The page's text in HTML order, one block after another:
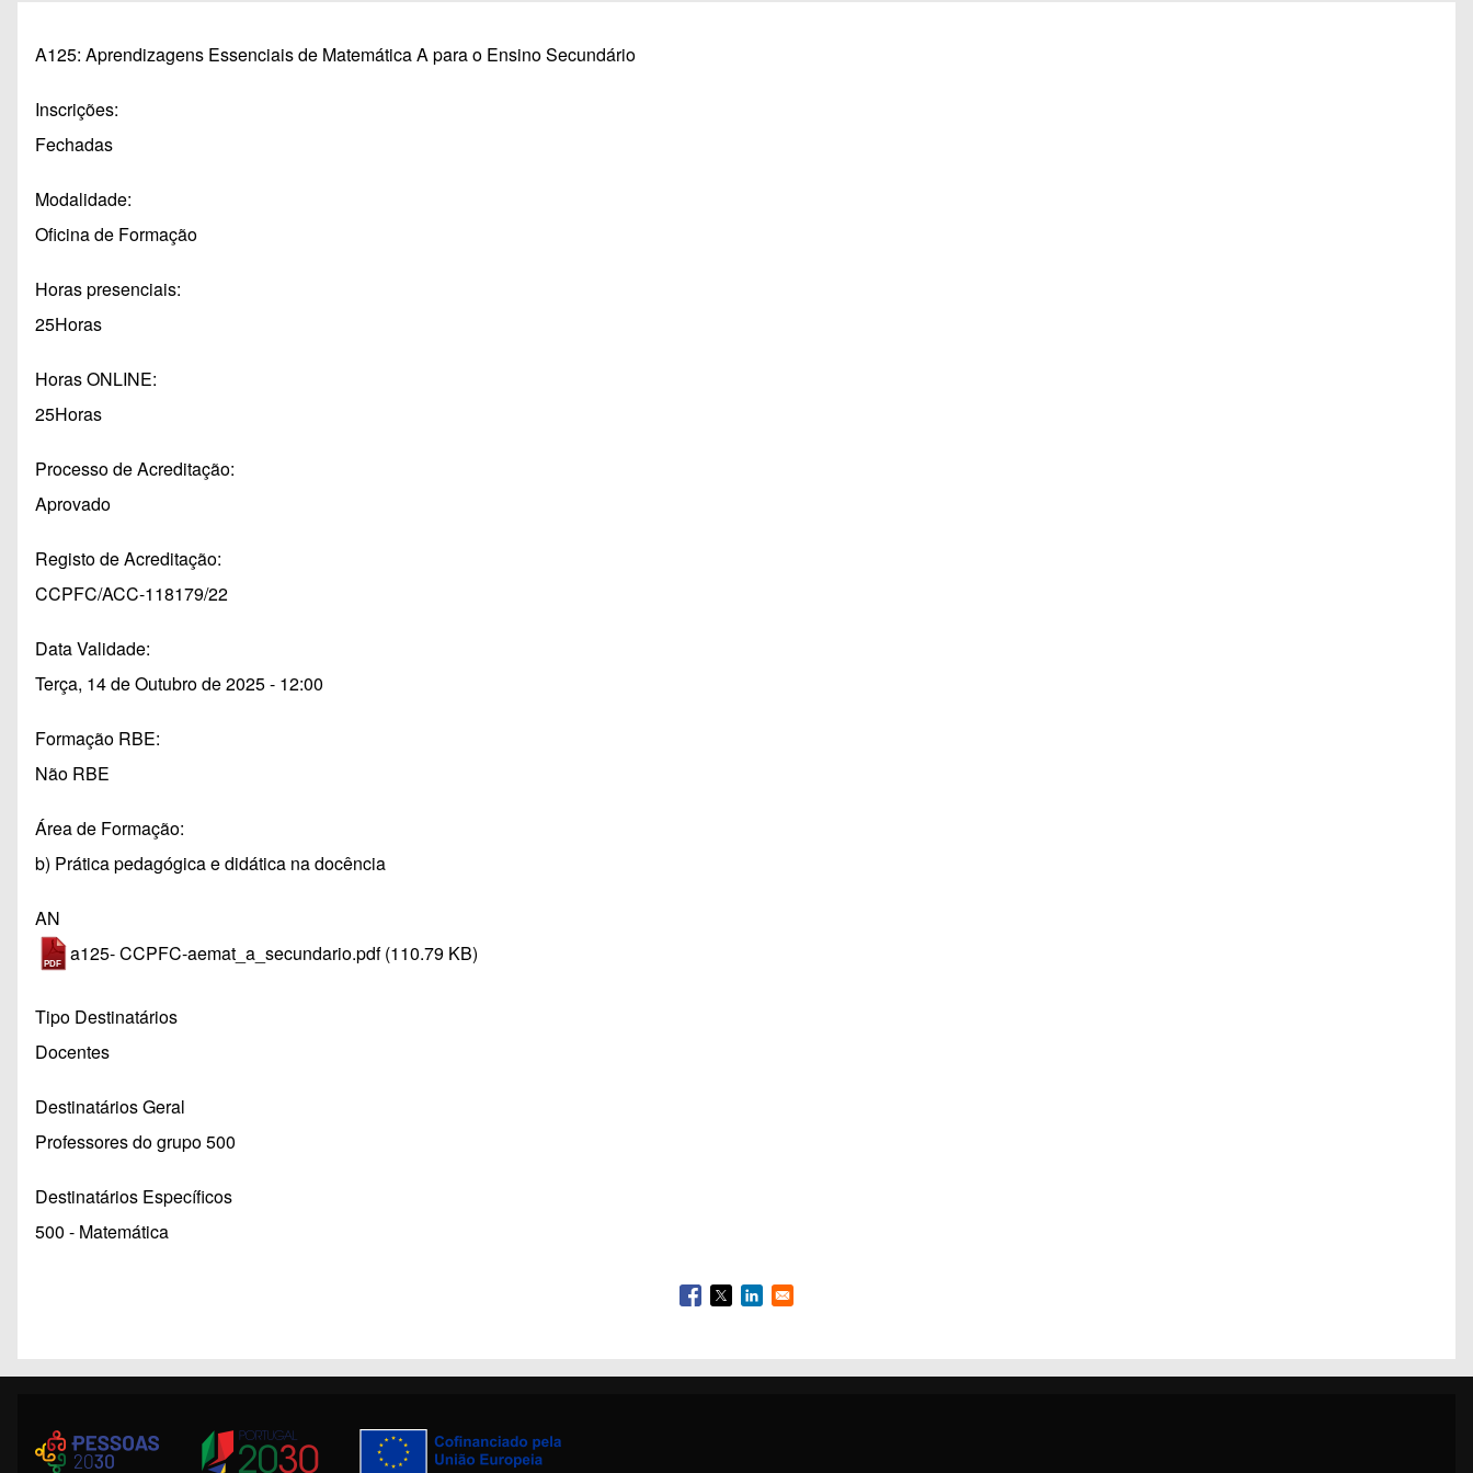
A125: Aprendizagens Essenciais de Matemática A para o Ensino Secundário
Inscrições
Fechadas
Modalidade
Oficina de Formação
Horas presenciais
25Horas
Horas ONLINE
25Horas
Processo de Acreditação
Aprovado
Registo de Acreditação
CCPFC/ACC-118179/22
Data Validade
Terça, 14 de Outubro de 2025 - 12:00
Formação RBE
Não RBE
Área de Formação
b) Prática pedagógica e didática na docência
AN
a125- CCPFC-aemat_a_secundario.pdf (110.79 KB)
Tipo Destinatários
Docentes
Destinatários Geral
Professores do grupo 500
Destinatários Específicos
500 - Matemática